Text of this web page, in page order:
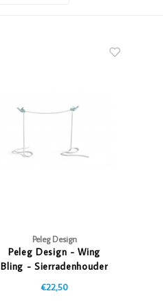
Peleg Design
Peleg Design - Wing
Bling - Sierradenhouder
€22,50